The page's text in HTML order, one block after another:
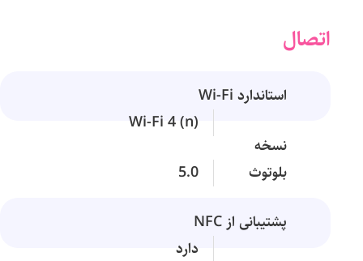
اتصال
استاندارد Wi-Fi
Wi-Fi 4 (n)
نسخه
بلوتوث
5.0
پشتیبانی از NFC
دارد